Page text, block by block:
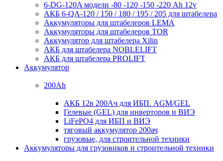
6-DG-120A модели -80 -120 -150 -220 Ah 12v
АКБ 6-QA-120 / 150 / 180 / 195 / 205 для штабелера
Аккумуляторы для штабелеров LEMA
Аккумуляторы для штабелеров TOR
Аккумулятор для штабелера Xilin
АКБ для штабелера NOBLELIFT
АКБ для штабелера PROLIFT
Аккумулятор
200Ah
АКБ 12в 200Ач для ИБП. AGM/GEL
Гелевые (GEL) для инверторов и ВИЭ
LiFePO4 для ИБП и ВИЭ
тяговый аккумулятор 200ач
грузовые, для строительной техники
Аккумуляторы для грузовиков и строительной техники